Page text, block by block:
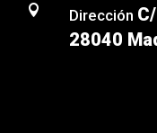
 Dirección
28040